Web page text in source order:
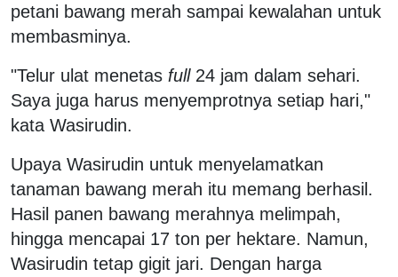
petani bawang merah sampai kewalahan untuk
membasminya.
"Telur ulat menetas full24 jam dalam sehari.
Saya juga harus menyemprotnya setiap hari,"
kata Wasirudin.
Upaya Wasirudin untuk menyelamatkan
tanaman bawang merah itu memang berhasil.
Hasil panen bawang merahnya melimpah,
hingga mencapai 17 ton per hektare. Namun,
Wasirudin tetap gigit jari. Dengan harga